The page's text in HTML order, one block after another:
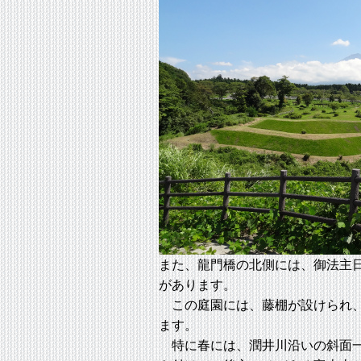
また、龍門橋の北側には、御法主
があります。
この庭園には、藤棚が設けられ
ます。
特に春には、潤井川沿いの斜面